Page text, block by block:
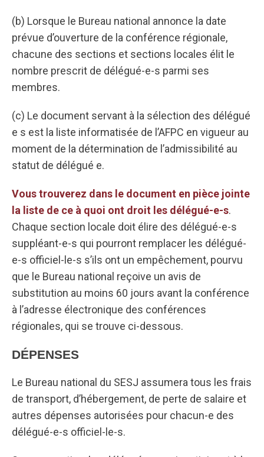
(b) Lorsque le Bureau national annonce la date
prévue d’ouverture de la conférence régionale,
chacune des sections et sections locales élit le
nombre prescrit de délégué-e-s parmi ses
membres.
(c) Le document servant à la sélection des délégué
e s est la liste informatisée de l’AFPC en vigueur au
moment de la détermination de l’admissibilité au
statut de délégué e.
Vous trouverez dans le document en pièce jointe
la liste de ce à quoi ont droit les délégué-e-s.
Chaque section locale doit élire des délégué-e-s
suppléant-e-s qui pourront remplacer les délégué-
e-s officiel-le-s s’ils ont un empêchement, pourvu
que le Bureau national reçoive un avis de
substitution au moins 60 jours avant la conférence
à l’adresse électronique des conférences
régionales, qui se trouve ci-dessous.
DÉPENSES
Le Bureau national du SESJ assumera tous les frais
de transport, d’hébergement, de perte de salaire et
autres dépenses autorisées pour chacun-e des
délégué-e-s officiel-le-s.